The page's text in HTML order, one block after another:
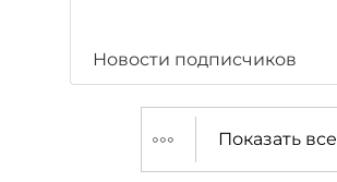
Новости подписчиков
Показать все